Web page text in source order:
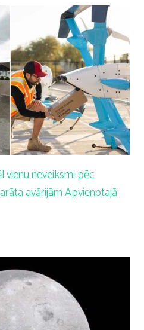
vienu neveiksmi pēc
avārijām Apvienotajā